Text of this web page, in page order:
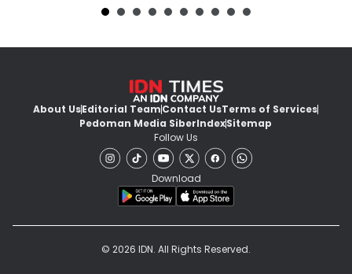
About UsEditorial TeamContact UsTerms of Services
Pedoman Media SiberIndexSitemap
Follow Us
Download
© 2026 IDN. All Rights Reserved.